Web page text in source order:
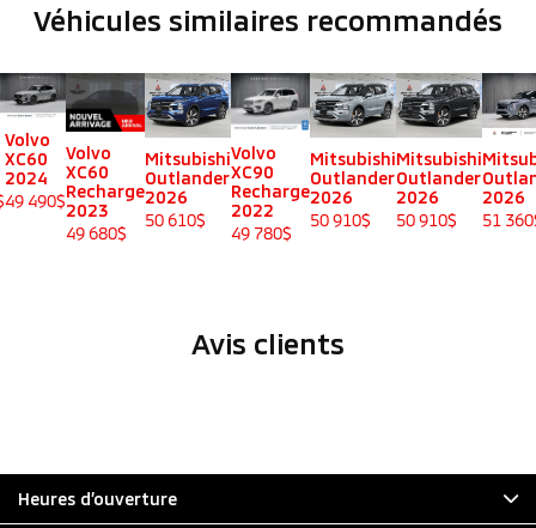
Véhicules similaires recommandés
Volvo
XC60
2024
49 490$
Volvo
XC60
Recharge
2023
49 680$
Mitsubishi
Outlander
2026
50 610$
Volvo
XC90
Recharge
2022
49 780$
Mitsubishi
Outlander
2026
50 910$
Mitsubishi
Outlander
2026
50 910$
2026
51 360
Avis clients
Heures d’ouverture